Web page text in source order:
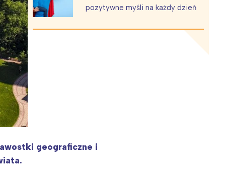
pozytywne myśli na każdy dzień
geograficzne i